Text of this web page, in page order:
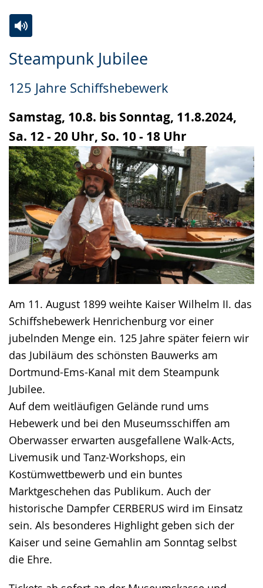
Steampunk Jubilee
125 Jahre Schiffshebewerk
Samstag, 10.8. bis Sonntag, 11.8.2024,
Sa. 12 - 20 Uhr, So. 10 - 18 Uhr
Am 11. August 1899 weihte Kaiser Wilhelm II. das
Schiffshebewerk Henrichenburg vor einer
jubelnden Menge ein. 125 Jahre später feiern wir
das Jubiläum des schönsten Bauwerks am
Dortmund-Ems-Kanal mit dem Steampunk
Jubilee.
Auf dem weitläufigen Gelände rund ums
Hebewerk und bei den Museumsschiffen am
Oberwasser erwarten ausgefallene Walk-Acts,
Livemusik und Tanz-Workshops, ein
Kostümwettbewerb und ein buntes
Marktgeschehen das Publikum. Auch der
historische Dampfer CERBERUS wird im Einsatz
sein. Als besonderes Highlight geben sich der
Kaiser und seine Gemahlin am Sonntag selbst
die Ehre.
Leichten
wechseln.
Audio-
Video
Deutscher
Gebärdensprache
wird
angezeigt.